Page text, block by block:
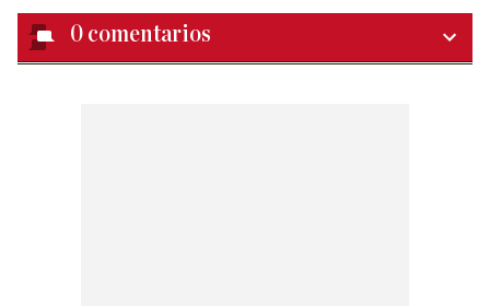
0 comentarios